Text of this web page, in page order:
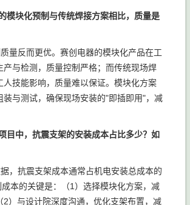
模块化预制与传统焊接方案相比，质量是
量反而更优。赛创电器的模块化产品在工
产与检测，质量控制严格；而传统现场焊
人技能影响，质量难以保证。模块化方案
装与测试，确保现场安装的"即插即用"，减
目中，抗震支架的安装成本占比多少？如
，抗震支架成本通常占机电安装总成本的
本的关键是：（1）选择模块化方案，减
2）与设计院深度沟通，优化支架布置，减